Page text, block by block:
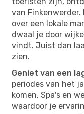
van
over een lokale
dwaal je door
vindt. Juist dan
zien.
Geniet van een
periodes van het
komen. Spa's en
waardoor je